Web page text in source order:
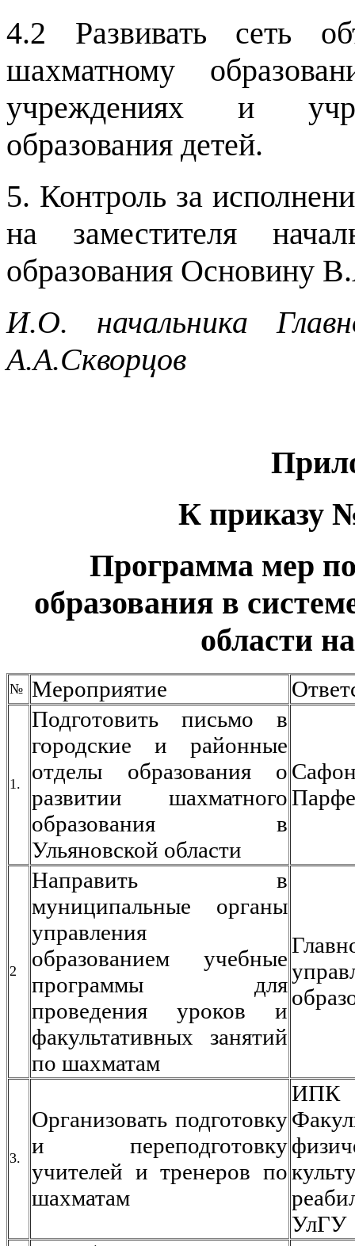
4.2 Развивать сеть
шахматному
учреждениях и
образования детей.
5. Контроль за
на заместителя
образования Основину
И.О. начальника
А.А.Скворцов
К приказу
Программа мер
образования в
области
№ Мероприятие
1.
Подготовить письмо в
городские и районные
отделы образования о
развитии шахматного
образования в
Ульяновской области
2
Направить в
муниципальные органы
управления
образованием учебные
программы для
проведения уроков и
факультативных занятий
по шахматам
3.
Организовать подготовку
и переподготовку
учителей и тренеров по
шахматам
УлГУ